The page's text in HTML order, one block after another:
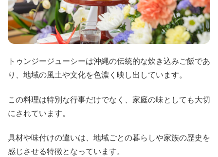
トゥンジージューシーは沖縄の伝統的な炊き込みご飯であ
り、地域の風土や文化を色濃く映し出しています。
この料理は特別な行事だけでなく、家庭の味としても大切
にされています。
具材や味付けの違いは、地域ごとの暮らしや家族の歴史を
感じさせる特徴となっています。